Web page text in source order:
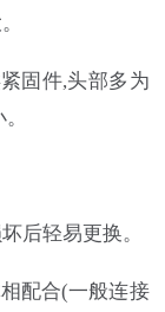
固件,头部多为
后轻易更换。
配合(一般连接